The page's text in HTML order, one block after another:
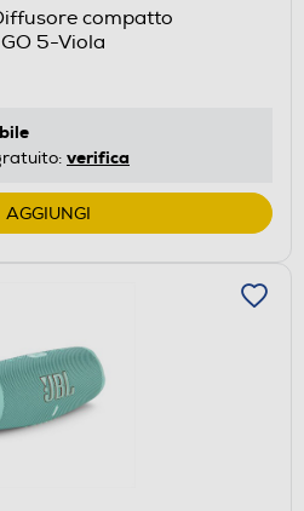
compatto
5-Viola
verifica
AGGIUNGI